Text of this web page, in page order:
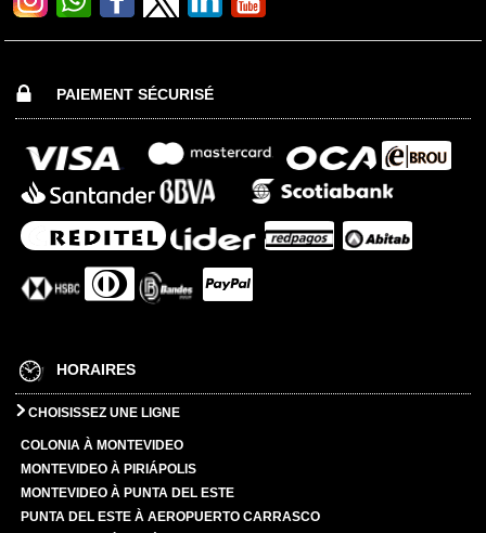
PAIEMENT SÉCURISÉ
HORAIRES
CHOISISSEZ UNE LIGNE
COLONIA À MONTEVIDEO
MONTEVIDEO À PIRIÁPOLIS
MONTEVIDEO À PUNTA DEL ESTE
PUNTA DEL ESTE À AEROPUERTO CARRASCO